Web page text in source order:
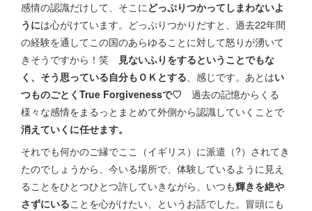
感情の認識だけして、そこに どっぷりつかってしまわないよ
うには心がけています。どっぷりつかりだすと、過去22年間
の経験を通してこの国のあらゆることに対して怒りが湧いて
きそうですから！笑
見ないふりをするということでもな
く、そう思っている自分もＯＫとする 、感じです。あとはい
つものごとくTrue Forgivenessで♡ 過去の記憶からくる
様々な感情をまるっとまとめて外側から認識していくことで
消えていくに任せます。
それでも何かのご縁でここ（イギリス）に派遣（?）されてき
たのでしょうから、今いる場所で、体験しているように見え
ることをひとつひとつ許していきながら、いつも輝きを絶や
さずにいることを心がけたい、というお話でした。冒頭にも